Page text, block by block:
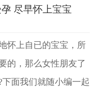
尽早怀上宝宝
上自已的宝宝，所
的，那么女性朋友了
面我们就随小编一起